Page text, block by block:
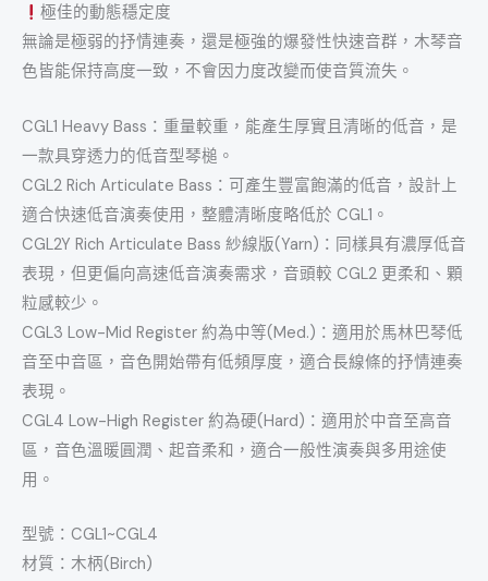
極佳的動態穩定度
無論是極弱的抒情連奏，還是極強的爆發性快速音群，木琴音
色皆能保持高度一致，不會因力度改變而使音質流失。
CGL1 Heavy Bass：重量較重，能產生厚實且清晰的低音，是
一款具穿透力的低音型琴槌。
CGL2 Rich Articulate Bass：可產生豐富飽滿的低音，設計上
適合快速低音演奏使用，整體清晰度略低於 CGL1。
CGL2Y Rich Articulate Bass 紗線版(Yarn)：同樣具有濃厚低音
表現，但更偏向高速低音演奏需求，音頭較 CGL2 更柔和、顆
粒感較少。
CGL3 Low-Mid Register 約為中等(Med.)：適用於馬林巴琴低
音至中音區，音色開始帶有低頻厚度，適合長線條的抒情連奏
表現。
CGL4 Low-High Register 約為硬(Hard)：適用於中音至高音
區，音色溫暖圓潤、起音柔和，適合一般性演奏與多用途使
用。
型號：CGL1~CGL4
材質：木柄(Birch)